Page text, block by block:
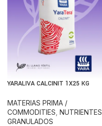
YARALIVA CALCINIT 1X25 KG
MATERIAS PRIMA /
COMMODITIES NUTRIENTES
GRANULADOS